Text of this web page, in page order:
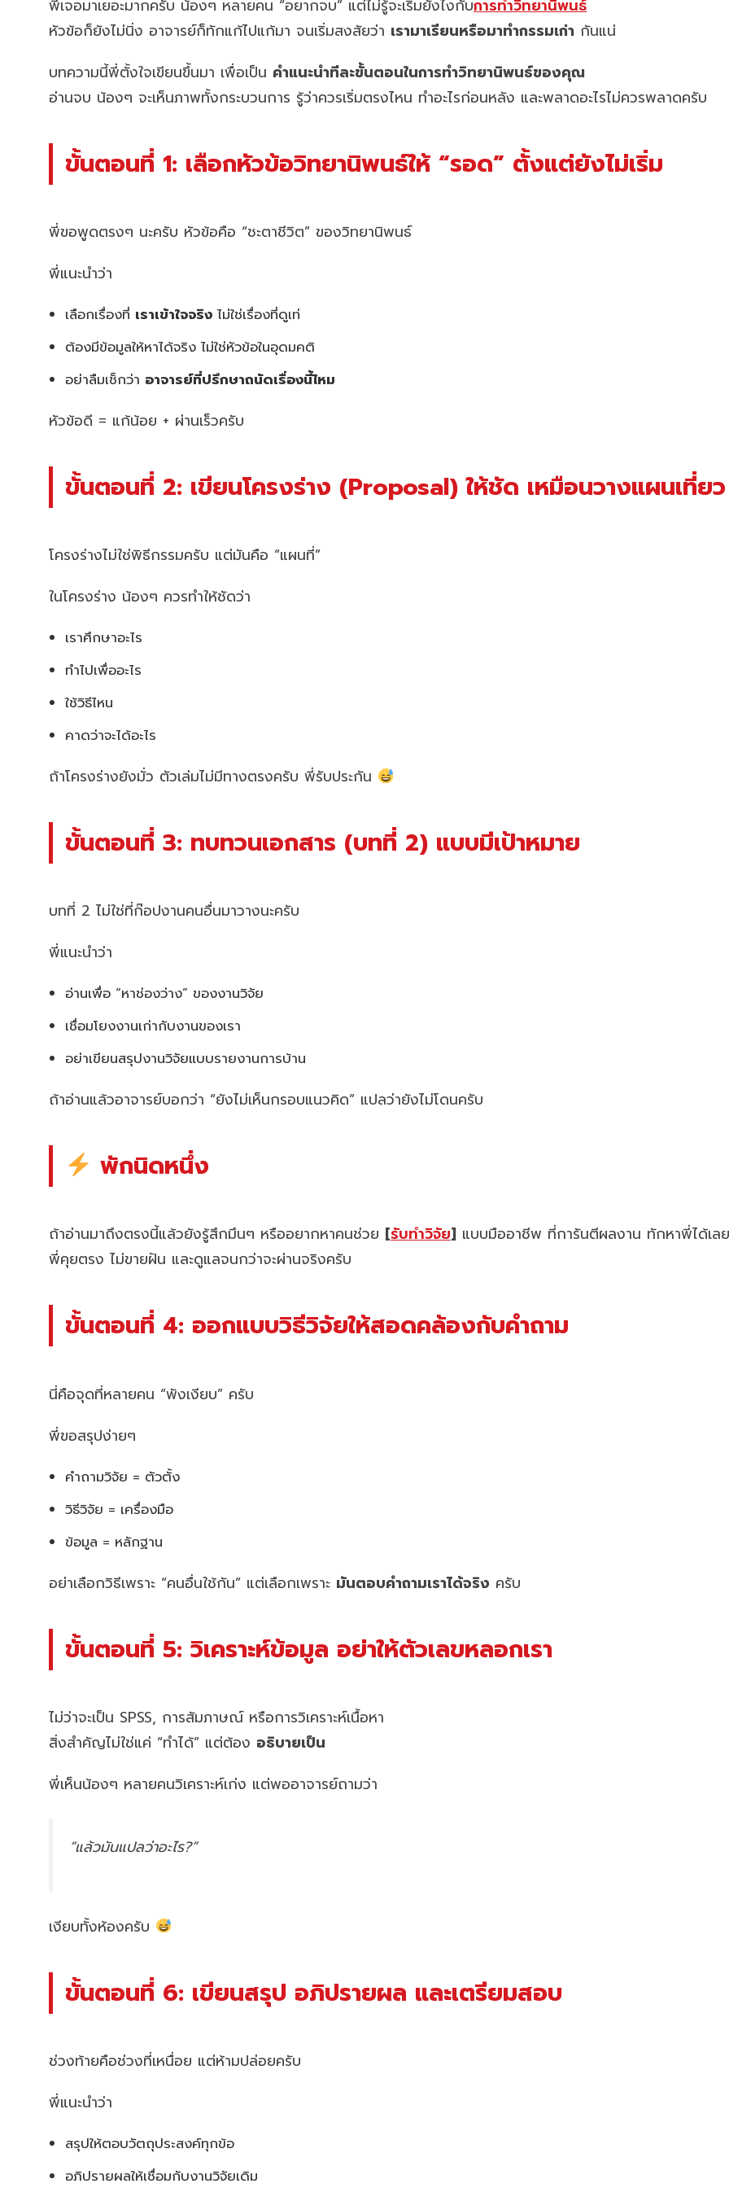
พี่เจอมาเยอะมากครับ น้องๆ หลายคน “อยากจบ” แต่ไม่รู้จะเริ่มยังไงกับการทำวิทยานิพนธ์
หัวข้อก็ยังไม่นิ่ง อาจารย์ก็ทักแก้ไปแก้มา จนเริ่มสงสัยว่า เรามาเรียนหรือมาทำกรรมเก่า กันแน่
บทความนี้พี่ตั้งใจเขียนขึ้นมา เพื่อเป็น คำแนะนำทีละขั้นตอนในการทำวิทยานิพนธ์ของคุณ
อ่านจบ น้องๆ จะเห็นภาพทั้งกระบวนการ รู้ว่าควรเริ่มตรงไหน ทำอะไรก่อนหลัง และพลาดอะไรไม่ควรพลาดครับ
ขั้นตอนที่ 1: เลือกหัวข้อวิทยานิพนธ์ให้ “รอด” ตั้งแต่ยังไม่เริ่ม
พี่ขอพูดตรงๆ นะครับ หัวข้อคือ “ชะตาชีวิต” ของวิทยานิพนธ์
พี่แนะนำว่า
เลือกเรื่องที่ เราเข้าใจจริง ไม่ใช่เรื่องที่ดูเท่
ต้องมีข้อมูลให้หาได้จริง ไม่ใช่หัวข้อในอุดมคติ
อย่าลืมเช็กว่า อาจารย์ที่ปรึกษาถนัดเรื่องนี้ไหม
หัวข้อดี = แก้น้อย + ผ่านเร็วครับ
ขั้นตอนที่ 2: เขียนโครงร่าง (Proposal) ให้ชัด เหมือนวางแผนเที่ยว
โครงร่างไม่ใช่พิธีกรรมครับ แต่มันคือ “แผนที่”
ในโครงร่าง น้องๆ ควรทำให้ชัดว่า
เราศึกษาอะไร
ทำไปเพื่ออะไร
ใช้วิธีไหน
คาดว่าจะได้อะไร
ถ้าโครงร่างยังมั่ว ตัวเล่มไม่มีทางตรงครับ พี่รับประกัน
ขั้นตอนที่ 3: ทบทวนเอกสาร (บทที่ 2) แบบมีเป้าหมาย
บทที่ 2 ไม่ใช่ที่ก๊อปงานคนอื่นมาวางนะครับ
พี่แนะนำว่า
อ่านเพื่อ “หาช่องว่าง” ของงานวิจัย
เชื่อมโยงงานเก่ากับงานของเรา
อย่าเขียนสรุปงานวิจัยแบบรายงานการบ้าน
ถ้าอ่านแล้วอาจารย์บอกว่า “ยังไม่เห็นกรอบแนวคิด” แปลว่ายังไม่โดนครับ
พักนิดหนึ่ง
ถ้าอ่านมาถึงตรงนี้แล้วยังรู้สึกมึนๆ หรืออยากหาคนช่วย [รับทำวิจัย] แบบมืออาชีพ ที่การันตีผลงาน ทักหาพี่ได้เล
พี่คุยตรง ไม่ขายฝัน และดูแลจนกว่าจะผ่านจริงครับ
ขั้นตอนที่ 4: ออกแบบวิธีวิจัยให้สอดคล้องกับคำถาม
นี่คือจุดที่หลายคน “พังเงียบ” ครับ
พี่ขอสรุปง่ายๆ
คำถามวิจัย = ตัวตั้ง
วิธีวิจัย = เครื่องมือ
ข้อมูล = หลักฐาน
อย่าเลือกวิธีเพราะ “คนอื่นใช้กัน” แต่เลือกเพราะ มันตอบคำถามเราได้จริง ครับ
ขั้นตอนที่ 5: วิเคราะห์ข้อมูล อย่าให้ตัวเลขหลอกเรา
ไม่ว่าจะเป็น SPSS, การสัมภาษณ์ หรือการวิเคราะห์เนื้อหา
สิ่งสำคัญไม่ใช่แค่ “ทำได้” แต่ต้อง อธิบายเป็น
พี่เห็นน้องๆ หลายคนวิเคราะห์เก่ง แต่พออาจารย์ถามว่า
“แล้วมันแปลว่าอะไร?”
เงียบทั้งห้องครับ
ขั้นตอนที่ 6: เขียนสรุป อภิปรายผล และเตรียมสอบ
ช่วงท้ายคือช่วงที่เหนื่อย แต่ห้ามปล่อยครับ
พี่แนะนำว่า
สรุปให้ตอบวัตถุประสงค์ทุกข้อ
อภิปรายผลให้เชื่อมกับงานวิจัยเดิม